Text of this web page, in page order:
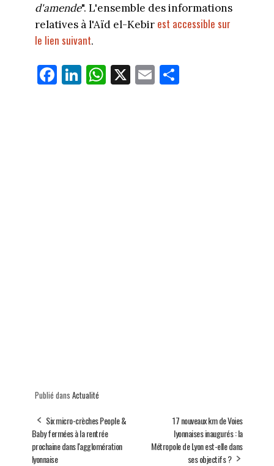
d'amende". L'ensemble des informations
relatives à l'Aïd el-Kebir est accessible sur
le lien suivant.
Fa
ce
Li
nk
W
ha
X E
m
Pa
rt
Publié dans Actualité
Six micro-crèches People &
Baby fermées à la rentrée
prochaine dans l'agglomération
lyonnaise
17 nouveaux km de Voies
lyonnaises inaugurés : la
Métropole de Lyon est-elle dans
ses objectifs ?